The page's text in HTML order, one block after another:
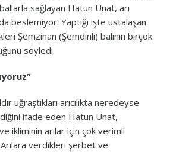
sağlayan Hatun Unat, arı
beslemiyor. Yaptığı işte ustalaşan
Şemzinan (Şemdinli) balının birçok
söyledi.
uğraştıkları arıcılıkta neredeyse
ifade eden Hatun Unat,
ikliminin arılar için çok verimli
verdikleri şerbet ve